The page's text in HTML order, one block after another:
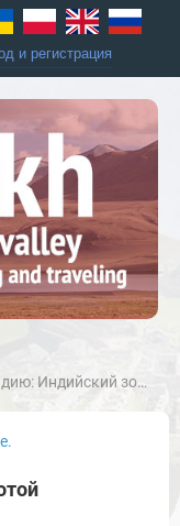
и регистрация
золотой треугольник.